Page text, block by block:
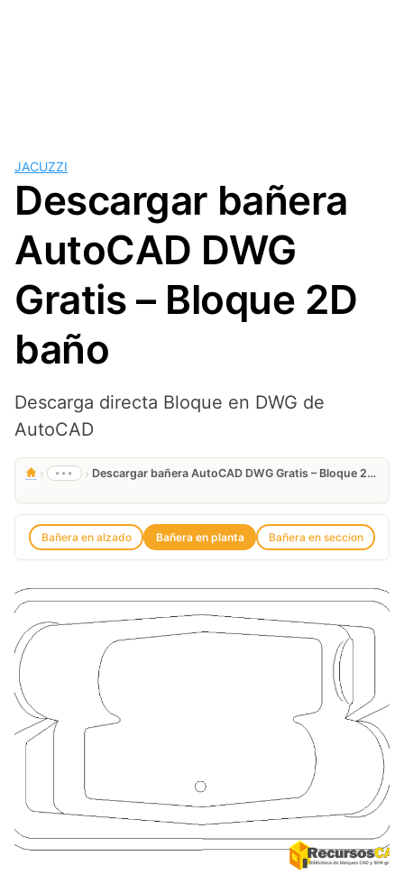
JACUZZI
Descargar bañera
AutoCAD DWG
Gratis – Bloque 2D
baño
Descarga directa Bloque en DWG de
AutoCAD
› ••• › Descargar bañera AutoCAD DWG Gratis – Bloque 2D baño
Bañera en alzado Bañera en planta Bañera en seccion